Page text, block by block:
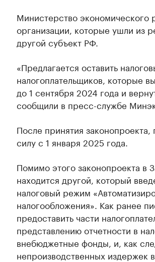
Министерство экономического
организации, которые ушли из
другой субъект РФ.
«Предлагается оставить
налогоплательщиков, которые
до 1 сентября 2024 года и
сообщили в пресс-службе
После принятия
силу с 1 января 2025 года.
Помимо этого законопроекта в
находится другой, который
налоговый режим
налогообложения». Как ранее
предоставить части
представлению отчетности в
внебюджетные фонды, и, как
непроизводственных издержек